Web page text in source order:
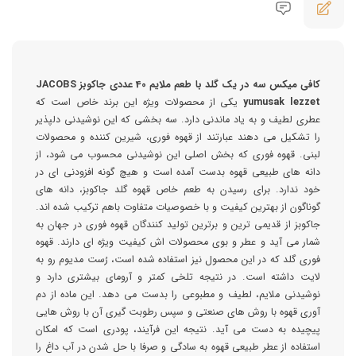
کافی میکس سه در یک گلد با طعم ملایم 40 عددی جاکوبز JACOBS
yumusak lezzetیکی از محصولات ویژه این برند خاص است که
عطری لطیف و به یاد ماندنی دارد. سه بخشی که این نوشیدنی دلپذیر
را تشکیل می دهند عبارتند از قهوه فوری، شیرین کننده و محصولات
لبنی. قهوه فوری که بخش اصلی این نوشیدنی محسوب می شود، از
دانه های طبیعی قهوه بدست آمده است و هیچ گونه افزودنی ای در
خود ندارد. برای رسیدن به طعم خاص قهوه گلد جاکوبز، دانه های
گوناگون از بهترین کیفیت و با خصوصیات متفاوت باهم ترکیب شده اند.
جاکوبز از قدیمی ترین و برترین تولید کنندگان قهوه فوری در جهان به
شمار می آید و عطر و بوی محصولات اش کیفیت ویژه ای دارند. قهوه
فوری گلد که در این محصول نیز استفاده شده است، رُست مدیوم رو به
لایت داشته است. در نتیجه تلخی کمتر و آرومای بیشتری دارد و
نوشیدنی ملایم، لطیف و مطبوعی را بدست می دهد. این ماده از دم
آوری قهوه با روش های صنعتی و سپس رطوبت گیری آن با روش هایی
پیچیده به دست می آید. نتیجه این فرآیند، پودری است که امکان
استفاده از عطر طبیعی قهوه به سادگی و صرفا با حل شدن در آب داغ را